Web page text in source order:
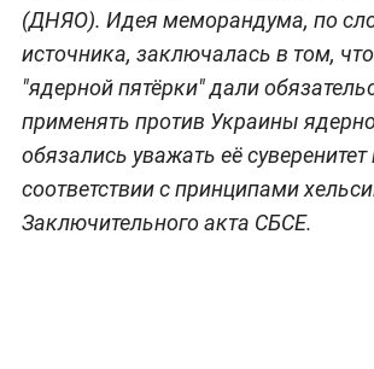
(ДНЯО). Идея меморандума, по
источника, заключалась в том,
"ядерной пятёрки" дали
применять против Украины
обязались уважать её суверенитет
соответствии с принципами
Заключительного акта СБСЕ.